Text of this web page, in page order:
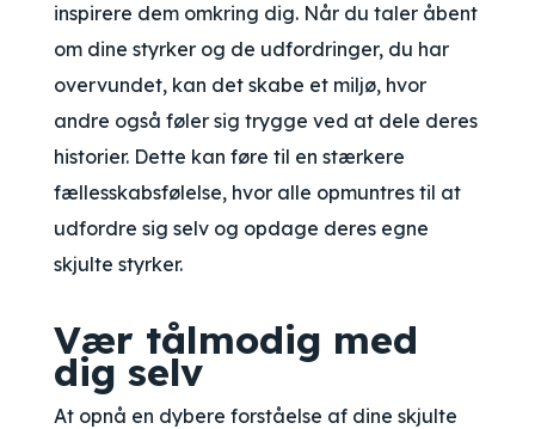
inspirere dem omkring dig. Når du taler åbent
om dine styrker og de udfordringer, du har
overvundet, kan det skabe et miljø, hvor
andre også føler sig trygge ved at dele deres
historier. Dette kan føre til en stærkere
fællesskabsfølelse, hvor alle opmuntres til at
udfordre sig selv og opdage deres egne
skjulte styrker.
Vær tålmodig med
dig selv
At opnå en dybere forståelse af dine skjulte